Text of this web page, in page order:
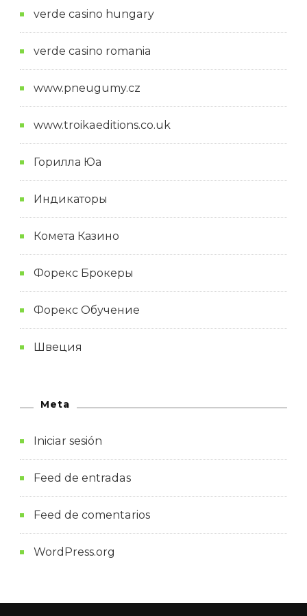
verde casino hungary
verde casino romania
www.pneugumy.cz
www.troikaeditions.co.uk
Горилла Юа
Индикаторы
Комета Казино
Форекс Брокеры
Форекс Обучение
Швеция
Meta
Iniciar sesión
Feed de entradas
Feed de comentarios
WordPress.org